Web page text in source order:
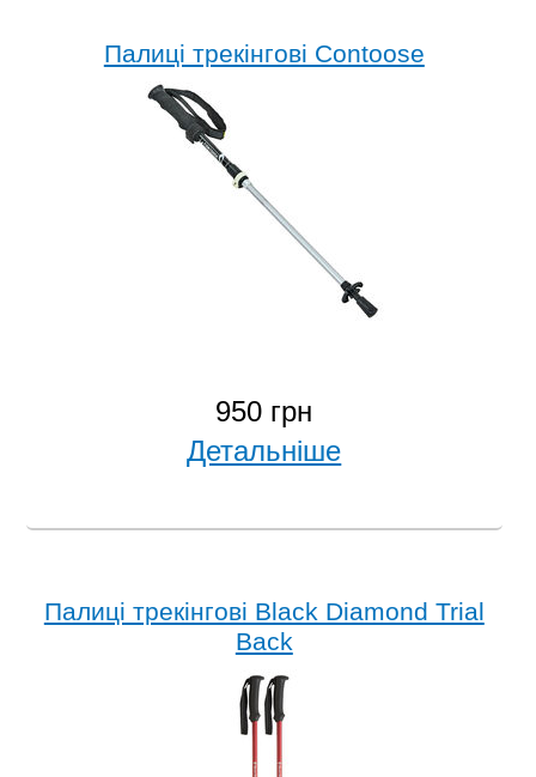
Палиці трекінгові Contoose
950 грн
Детальніше
Палиці трекінгові Black Diamond Trial
Back